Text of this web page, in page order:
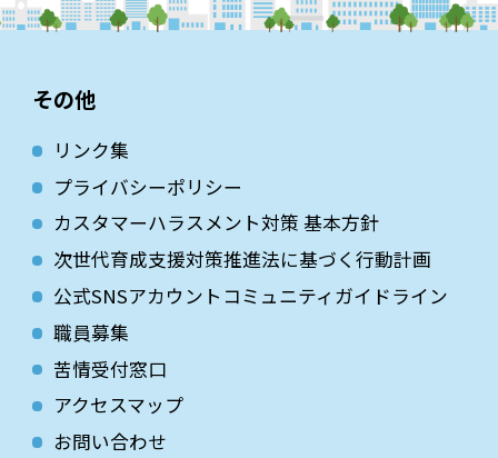
その他
リンク集
プライバシーポリシー
カスタマーハラスメント対策 基本方針
次世代育成⽀援対策推進法に基づく⾏動計画
公式SNSアカウントコミュニティガイドライン
職員募集
苦情受付窓口
アクセスマップ
お問い合わせ